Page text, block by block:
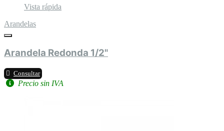
Vista rápida
Arandelas
Arandela Redonda 1/2"
Consultar
Precio sin IVA